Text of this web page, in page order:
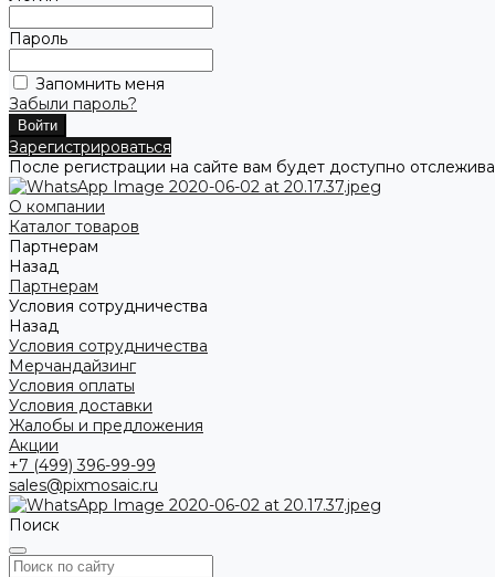
Пароль
Запомнить меня
Забыли пароль?
Зарегистрироваться
После регистрации на сайте вам будет доступно
О компании
Каталог товаров
Партнерам
Назад
Партнерам
Условия сотрудничества
Назад
Условия сотрудничества
Мерчандайзинг
Условия оплаты
Условия доставки
Жалобы и предложения
Акции
+7 (499) 396-99-99
sales@pixmosaic.ru
Поиск